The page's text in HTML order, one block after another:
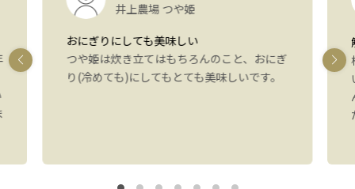
井上農場 つや姫
おにぎりにしても美味しい
つや姫は炊き立てはもちろんのこと、おにぎ
り(冷めても)にしてもとても美味しいです。